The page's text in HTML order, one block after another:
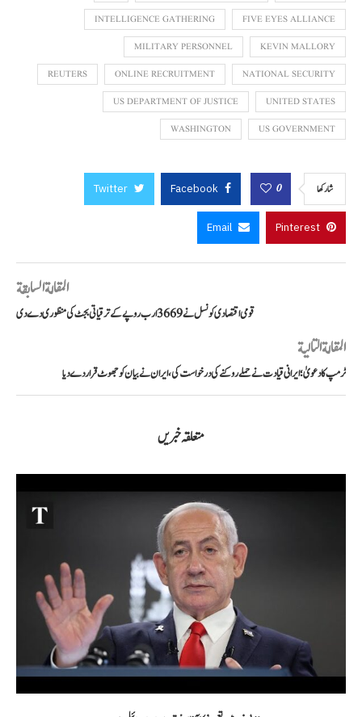
FIVE EYES ALLIANCE
INTELLIGENCE GATHERING
KEVIN MALLORY
MILITARY PERSONNEL
NATIONAL SECURITY
ONLINE RECRUITMENT
REUTERS
UNITED STATES
US DEPARTMENT OF JUSTICE
US GOVERNMENT
WASHINGTON
شاركها 0
Facebook
Twitter
Pinterest
Email
المقالة السابقة
قومی اقتصادی کونسل نے 3669 ارب روپے کے ترقیاتی بجٹ کی منظوری دے دی
المقالة التالية
ٹرمپ کا دعویٰ؛ ایرانی قیادت نے حملے روکنے کی درخواست کی، ایران نے بیان کو جھوٹ قرار دے دیا
متعلقہ خبریں